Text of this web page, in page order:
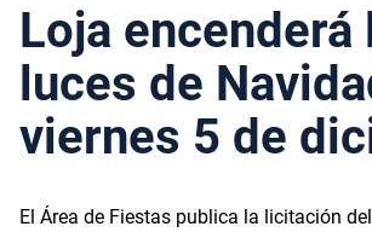
Loja encenderá
luces de
viernes 5 de
El Área de Fiestas publica la licitación